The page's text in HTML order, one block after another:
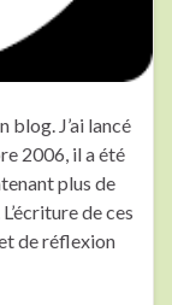
blog. J’ai lancé
2006, il a été
plus de
de ces
de réflexion